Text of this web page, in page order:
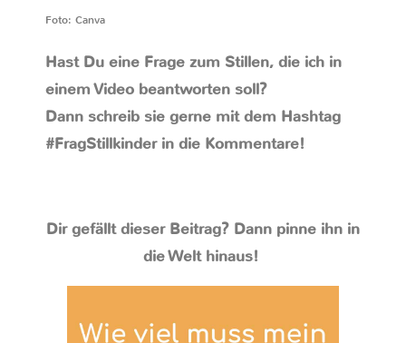
Foto: Canva
Hast Du eine Frage zum Stillen, die ich in
einem Video beantworten soll?
Dann schreib sie gerne mit dem Hashtag
#FragStillkinder in die Kommentare!
Dir gefällt dieser Beitrag? Dann pinne ihn in
die Welt hinaus!